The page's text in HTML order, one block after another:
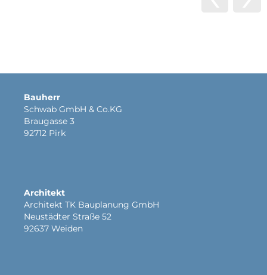
Bauherr
Schwab GmbH & Co.KG
Braugasse 3
92712 Pirk
Architekt
Architekt TK Bauplanung GmbH
Neustädter Straße 52
92637 Weiden